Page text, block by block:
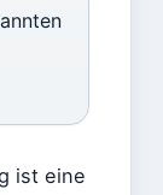
ist eine